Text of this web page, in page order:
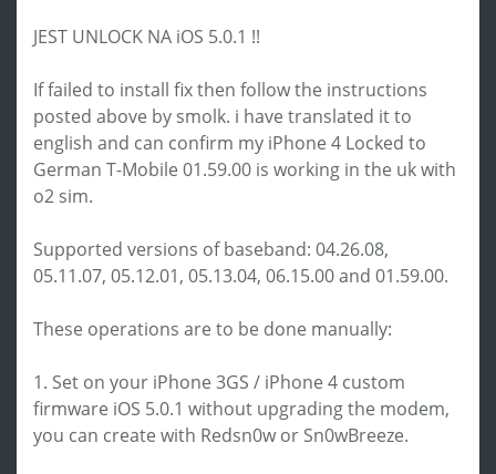
JEST UNLOCK NA iOS 5.0.1 !!
If failed to install fix then follow the instructions
posted above by smolk. i have translated it to
english and can confirm my iPhone 4 Locked to
German T-Mobile 01.59.00 is working in the uk with
o2 sim.
Supported versions of baseband: 04.26.08,
05.11.07, 05.12.01, 05.13.04, 06.15.00 and 01.59.00.
These operations are to be done manually:
1. Set on your iPhone 3GS / iPhone 4 custom
firmware iOS 5.0.1 without upgrading the modem,
you can create with Redsn0w or Sn0wBreeze.